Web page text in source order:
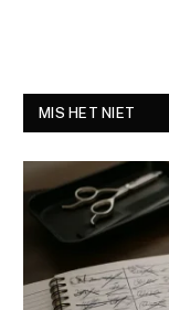
MIS HET NIET